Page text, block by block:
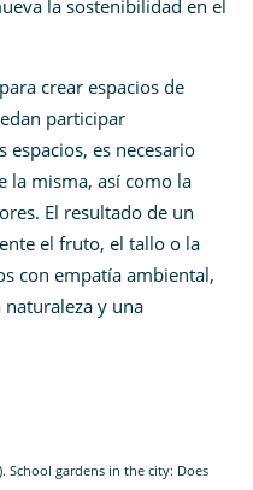
la sostenibilidad en el
crear espacios de
participar
espacios, es necesario
la misma, así como la
El resultado de un
el fruto, el tallo o la
con empatía ambiental,
y una
School gardens in the city: Does